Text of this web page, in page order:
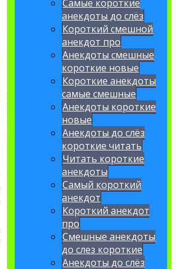
Самые короткие
анекдоты до слёз
Короткий смешной
анекдот про
Анекдоты смешные
короткие новые
Короткие анекдоты
самые смешные
Анекдоты короткие
новые
Анекдоты до слёз
короткие читать
Читать короткие
анекдоты
Самый короткий
анекдот
Короткий анекдот
про
Смешные анекдоты
до слез короткие
Анекдоты до слёз